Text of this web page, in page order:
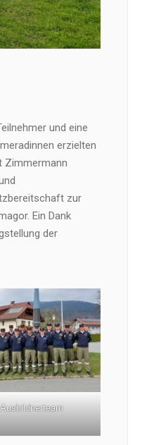
und eine
erzielten
Zimmermann
zur
Ein Dank
der
Ausbildnerteam